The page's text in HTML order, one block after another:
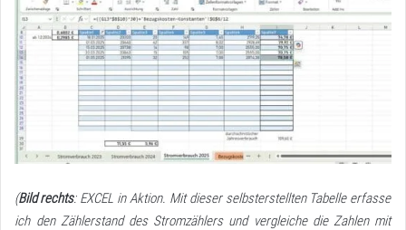
(Bild rechts: EXCEL in Aktion. Mit dieser selbsterstellten Tabelle erfasse
ich den Zählerstand des Stromzählers und vergleiche die Zahlen mit